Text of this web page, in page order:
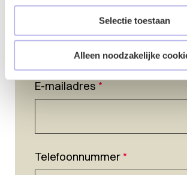
Selectie toestaan
Alleen noodzakelijke
E-mailadres *
Telefoonnummer*